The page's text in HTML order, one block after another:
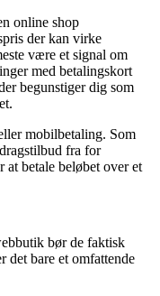
online shop
der kan virke
være et signal om
med betalingskort
begunstiger dig som
mobilbetaling. Som
fra for
betale beløbet over et
bør de faktisk
det bare et omfattende